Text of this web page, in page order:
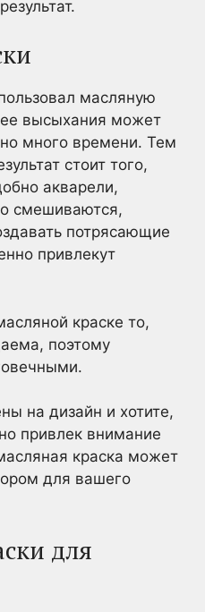
масляную
ее высыхания может
много времени. Тем
стоит того,
акварели,
смешиваются,
потрясающие
привлекут
краске то,
поэтому
на дизайн и хотите,
привлек внимание
краска может
для вашего
для